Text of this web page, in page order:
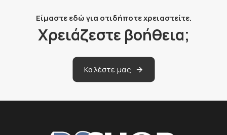
Είμαστε εδώ για οτιδήποτε χρειαστείτε.
Χρειάζεστε βοήθεια;
Καλέστε μας